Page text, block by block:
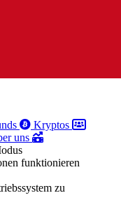
Kryptos
uns
funktionieren
zu